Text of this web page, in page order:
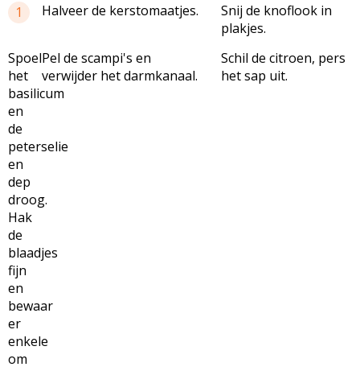
1
Halveer de kerstomaatjes.
Snij de knoflook in
plakjes.
Spoel
het
basilicum
en
de
peterselie
en
dep
droog.
Hak
de
blaadjes
fijn
en
bewaar
er
enkele
om
Pel de scampi's en
verwijder het darmkanaal.
Schil de citroen, pers
het sap uit.